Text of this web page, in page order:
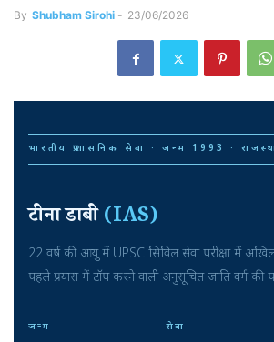
By Shubham Sirohi - 23/06/2026
भारतीय प्रशासनिक सेवा · जन्म 1993 ·
टीना डाबी(IAS)
22 वर्ष की आयु में UPSC सिविल सेवा परीक्षा में
पहले प्रयास में टॉप करने वाली अनुसूचित जाति वर्ग की
जन्म सेवा